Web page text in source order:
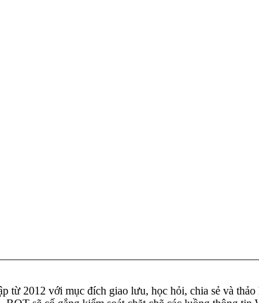
2012 với mục đích giao lưu, học hỏi, chia sẻ và